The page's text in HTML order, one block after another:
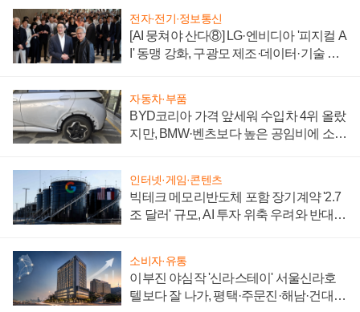
전자·전기·정보통신
[AI 뭉쳐야 산다⑧] LG·엔비디아 '피지컬 A
I' 동맹 강화, 구광모 제조·데이터·기술 결
자동차·부품
BYD코리아 가격 앞세워 수입차 4위 올랐
지만, BMW·벤츠보다 높은 공임비에 소비
인터넷·게임·콘텐츠
빅테크 메모리반도체 포함 장기계약 '2.7
조 달러' 규모, AI 투자 위축 우려와 반대
소비자·유통
이부진 야심작 '신라스테이' 서울신라호
텔보다 잘 나가, 평택·주문진·해남·건대로